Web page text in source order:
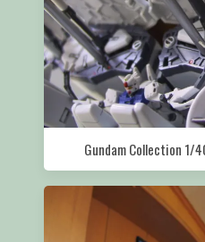
Gundam Collection 1/